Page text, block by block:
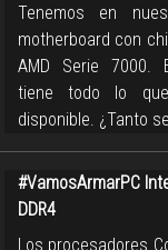
Tenemos en
motherboard con
AMD Serie 7000.
tiene todo lo
disponible. ¿Tanto
#VamosArmarPC
DDR4
Los procesadores